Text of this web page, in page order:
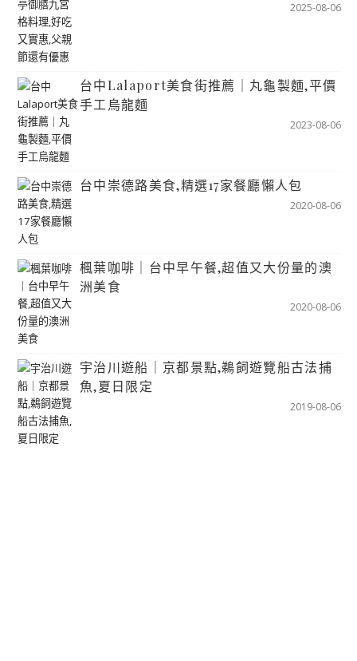
2025-08-06
台中Lalaport美食街推薦｜丸龜製麵,平價
手工烏龍麵
2023-08-06
台中崇德路美食,精選17家餐廳懶人包
2020-08-06
楓葉咖啡｜台中早午餐,超值又大份量的澳
洲美食
2020-08-06
宇治川遊船｜京都景點,鵜飼遊覽船古法捕
魚,夏日限定
2019-08-06